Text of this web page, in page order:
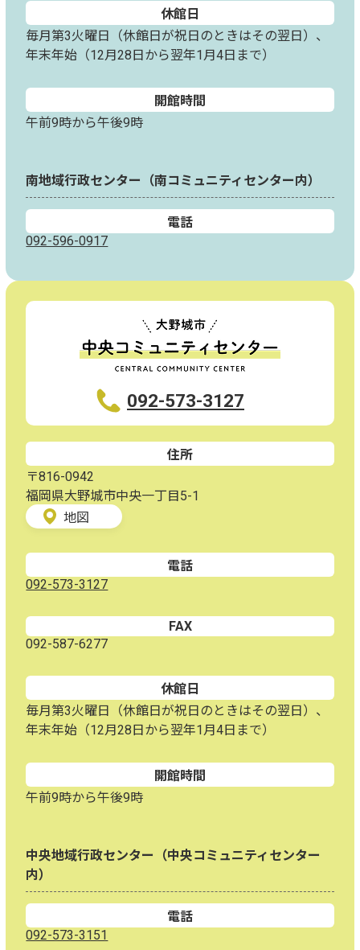
休館日
毎月第3火曜日（休館日が祝日のときはその翌日）、
年末年始（12月28日から翌年1月4日まで）
開館時間
午前9時から午後9時
南地域行政センター（南コミュニティセンター内）
電話
092-596-0917
092-573-3127
住所
〒816-0942
福岡県大野城市中央一丁目5-1
地図
電話
092-573-3127
FAX
092-587-6277
休館日
毎月第3火曜日（休館日が祝日のときはその翌日）、
年末年始（12月28日から翌年1月4日まで）
開館時間
午前9時から午後9時
中央地域行政センター（中央コミュニティセンター
内）
電話
092-573-3151